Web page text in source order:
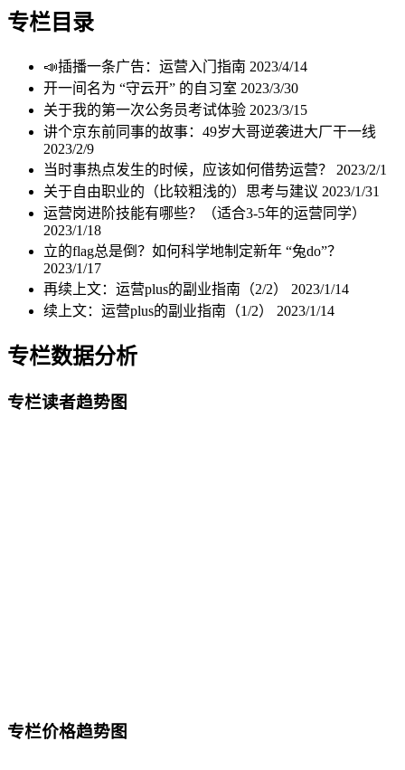
专栏目录
📣插播一条广告：运营入门指南 2023/4/14
开一间名为 “守云开” 的自习室 2023/3/30
关于我的第一次公务员考试体验 2023/3/15
讲个京东前同事的故事：49岁大哥逆袭进大厂干一线
2023/2/9
当时事热点发生的时候，应该如何借势运营？ 2023/2/1
关于自由职业的（比较粗浅的）思考与建议 2023/1/31
运营岗进阶技能有哪些？（适合3-5年的运营同学）
2023/1/18
立的flag总是倒？如何科学地制定新年 “兔do”？
2023/1/17
再续上文：运营plus的副业指南（2/2） 2023/1/14
续上文：运营plus的副业指南（1/2） 2023/1/14
专栏数据分析
专栏读者趋势图
专栏价格趋势图